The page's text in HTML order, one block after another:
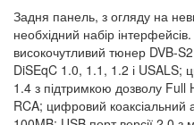
Задня панель, з огляду на
необхідний набір
високочутливий тюнер DVB-
DiSEqC 1.0, 1.1, 1.2 і USALS;
1.4 з підтримкою дозволу Full
RCA; цифровий коаксіальний